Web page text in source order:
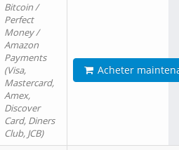
Bitcoin /
Perfect
Money /
Amazon
Payments
(Visa,
Mastercard,
Amex,
Discover
Card, Diners
Club, JCB)
Acheter